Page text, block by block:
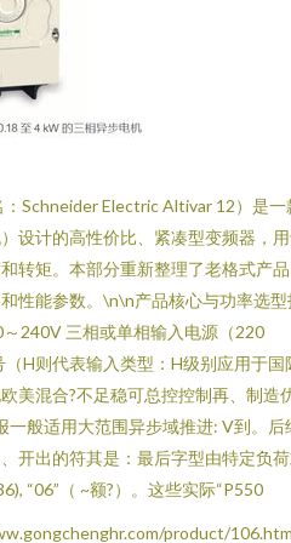
Schneider Electric Altivar 12）是一
设计的高性价比、紧凑型变频器，
转矩。本部分重新整理了老格式产
性能参数。\n\n产品核心与功率选型
240V 三相或单相输入电源（220
H则代表输入类型：H级别应用于国
美混合?不足稳可总控控制再、制造
一般适用大范围异步域推进: V到。后
开出的符其是：最后字型由特定负
“06”（ ~额?）。这些实际“P550
product/